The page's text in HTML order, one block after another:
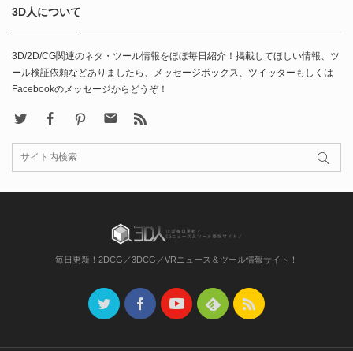
3D人について
3D/2D/CG関連のネタ・ツール情報をほぼ毎日紹介！掲載してほしい情報、ツ
ール検証依頼などありましたら、メッセージボックス、ツイッターもしくは
Facebookのメッセージからどうぞ！
FacebookPinterest Contact
毎日更新！2DCG／3DCG／VRニュース＆ツール情報サイト！